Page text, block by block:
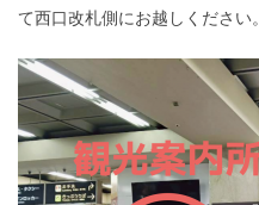
て西口改札側にお越しください。